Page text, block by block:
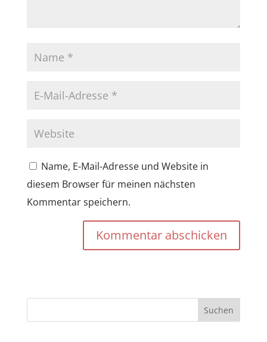
Name, E-Mail-Adresse und Website in
diesem Browser für meinen nächsten
Kommentar speichern.
Kommentar abschicken